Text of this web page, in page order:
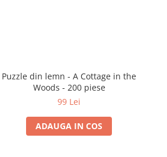
Puzzle din lemn - A Cottage in the
Woods - 200 piese
99 Lei
ADAUGA IN COS